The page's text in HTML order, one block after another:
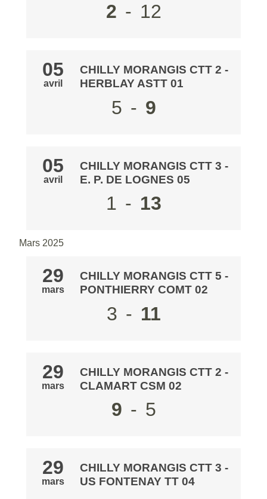
2 - 12
05
avril
CHILLY MORANGIS CTT 2 -
HERBLAY ASTT 01
5 - 9
05
avril
CHILLY MORANGIS CTT 3 -
E. P. DE LOGNES 05
1 - 13
Mars 2025
29
mars
CHILLY MORANGIS CTT 5 -
PONTHIERRY COMT 02
3 - 11
29
mars
CHILLY MORANGIS CTT 2 -
CLAMART CSM 02
9 - 5
29
mars
CHILLY MORANGIS CTT 3 -
US FONTENAY TT 04